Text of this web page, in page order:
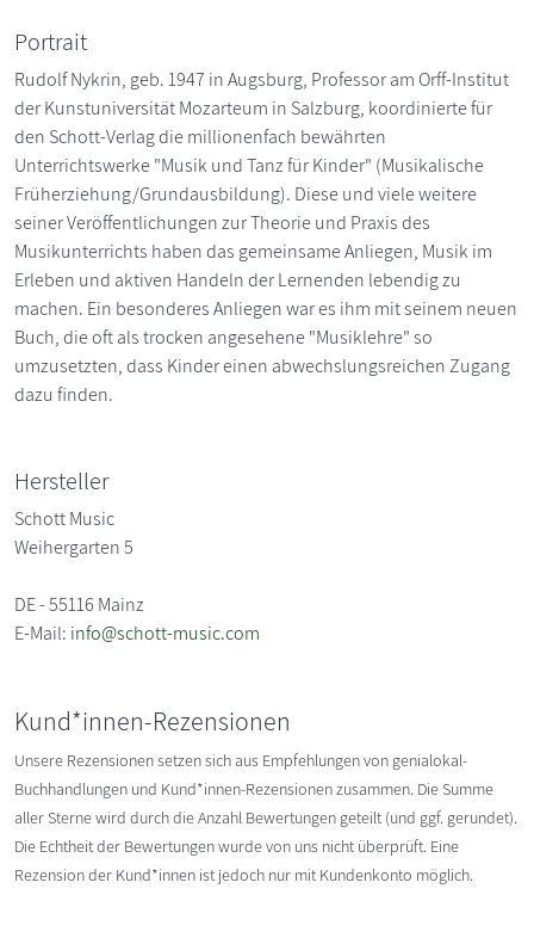
Portrait
Rudolf Nykrin, geb. 1947 in Augsburg, Professor am Orff-Institut
der Kunstuniversität Mozarteum in Salzburg, koordinierte für
den Schott-Verlag die millionenfach bewährten
Unterrichtswerke "Musik und Tanz für Kinder" (Musikalische
Früherziehung/Grundausbildung). Diese und viele weitere
seiner Veröffentlichungen zur Theorie und Praxis des
Musikunterrichts haben das gemeinsame Anliegen, Musik im
Erleben und aktiven Handeln der Lernenden lebendig zu
machen. Ein besonderes Anliegen war es ihm mit seinem neuen
Buch, die oft als trocken angesehene "Musiklehre" so
umzusetzten, dass Kinder einen abwechslungsreichen Zugang
dazu finden.
Hersteller
Schott Music
Weihergarten 5
DE - 55116 Mainz
E-Mail: info@schott-music.com
Kund*innen-Rezensionen
Unsere Rezensionen setzen sich aus Empfehlungen von genialokal-
Buchhandlungen und Kund*innen-Rezensionen zusammen. Die Summe
aller Sterne wird durch die Anzahl Bewertungen geteilt (und ggf. gerundet).
Die Echtheit der Bewertungen wurde von uns nicht überprüft. Eine
Rezension der Kund*innen ist jedoch nur mit Kundenkonto möglich.